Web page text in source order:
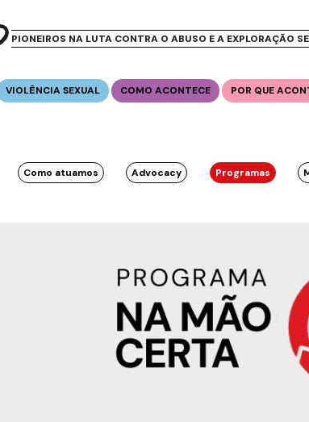
PIONEIROS NA LUTA CONTRA O ABUSO E A EXPLORAÇÃO
VIOLÊNCIA SEXUAL COMO ACONTECE POR QUE
Como atuamos Advocacy Programas